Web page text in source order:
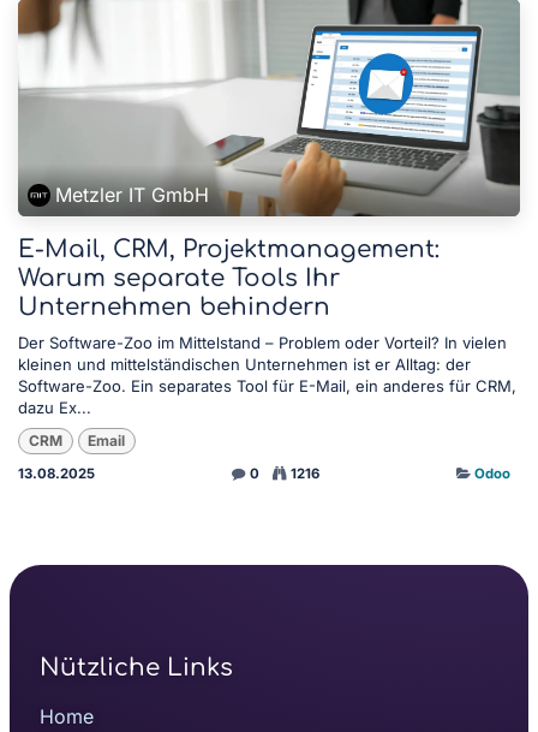
Metzler IT GmbH
E-Mail, CRM, Projektmanagement:
Warum separate Tools Ihr
Unternehmen behindern
Der Software-Zoo im Mittelstand – Problem oder Vorteil? In vielen
kleinen und mittelständischen Unternehmen ist er Alltag: der
Software-Zoo. Ein separates Tool für E-Mail, ein anderes für CRM,
dazu Ex...
CRM Email
13.08.2025 0 1216 Odoo
Nützliche Links
Home